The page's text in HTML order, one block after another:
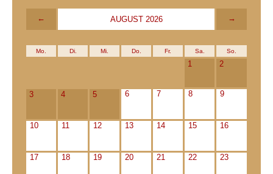
← AUGUST 2026 →
Mo. Di. Mi. Do. Fr. Sa. So.
1 2
3 4 5 6 7 8 9
10 11 12 13 14 15 16
17 18 19 20 21 22 23